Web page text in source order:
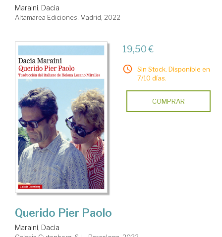
Maraini, Dacia
Altamarea Ediciones. Madrid, 2022
19,50 €
Sin Stock. Disponible en
7/10 días.
COMPRAR
Querido Pier Paolo
Maraini, Dacia